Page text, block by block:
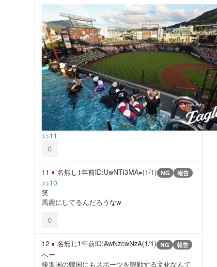
>>11
0
11 名無し1年前ID:UwNTI3MA=(1/1) NG 報告
>>10
笑
馬鹿にしてるんだろうなw
0
12 名無じ1年前ID:AwNzcwNzA(1/1) NG 報告
へー
後進国の韓国にもスポーツを観戦する文化なんて